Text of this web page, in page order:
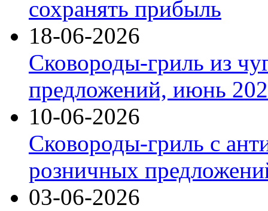
сохранять прибыль
18-06-2026
Сковороды-гриль из
предложений, июнь
10-06-2026
Сковороды-гриль с
розничных
03-06-2026